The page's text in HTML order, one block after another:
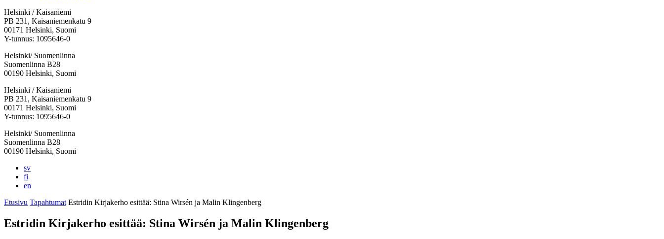
Helsinki / Kaisaniemi
PB 231, Kaisaniemenkatu 9
00171 Helsinki, Suomi
Y-tunnus: 1095646-0
Helsinki/ Suomenlinna
Suomenlinna B28
00190 Helsinki, Suomi
Facebook:
Avataan
uuteen
välilehteen
Instagram:
Avataan
uuteen
välilehteen
TikTok:
Avataan
uuteen
välilehteen
Youtube:
Avataan
uuteen
välilehteen
Vimeo:
Avataan
uuteen
välilehteen
Helsinki / Kaisaniemi
PB 231, Kaisaniemenkatu 9
00171 Helsinki, Suomi
Y-tunnus: 1095646-0
Helsinki/ Suomenlinna
Suomenlinna B28
00190 Helsinki, Suomi
sv
fi
en
Etusivu Tapahtumat Estridin Kirjakerho esittää: Stina Wirsén ja Malin Klingenberg
Estridin Kirjakerho esittää: Stina Wirsén ja Malin Klingenberg